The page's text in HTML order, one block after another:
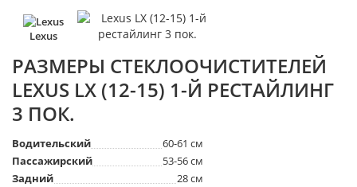
Lexus
РАЗМЕРЫ СТЕКЛООЧИСТИТЕЛЕЙ
LEXUS LX (12-15) 1-Й РЕСТАЙЛИНГ
3 ПОК.
Водительский
60-61 см
Пассажирский
53-56 см
Задний
28 см